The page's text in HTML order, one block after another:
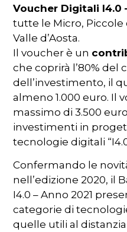
Voucher Digitali I4.0
tutte le Micro,
Valle d’Aosta.
Il voucher è un
che coprirà l’80% del
dell’investimento, il
almeno 1.000 euro. Il
massimo di 3.500
investimenti in
tecnologie digitali
Confermando le
nell’edizione 2020, il
I4.0 – Anno 2021
categorie di
quelle utili al